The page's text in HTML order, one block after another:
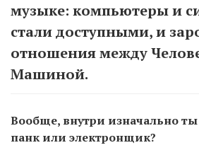
музыке: компьютеры и
стали доступными, и
отношения между
Машиной.
Вообще, внутри изначально
панк или электронщик?